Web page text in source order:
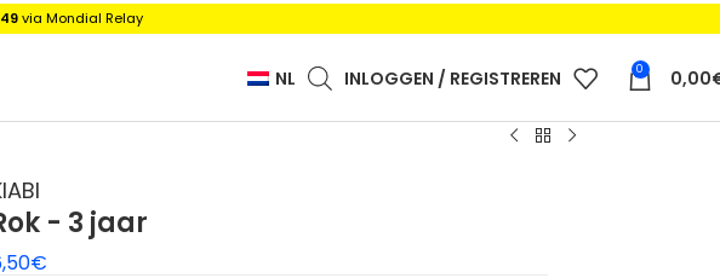
NL INLOGGEN / REGISTREREN 0 0,00
- 3 jaar
€
via Mondial Relay